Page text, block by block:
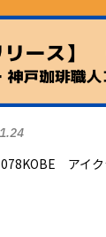
078KOBE アイ